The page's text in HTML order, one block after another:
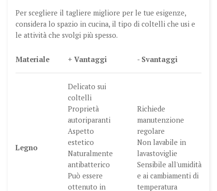
Per scegliere il tagliere migliore per le tue esigenze,
considera lo spazio in cucina, il tipo di coltelli che usi e
le attività che svolgi più spesso.
Materiale + Vantaggi - Svantaggi
Legno
Delicato sui
coltelli
Proprietà
autoriparanti
Aspetto
estetico
Naturalmente
antibatterico
Può essere
ottenuto in
Richiede
manutenzione
regolare
Non lavabile in
lavastoviglie
Sensibile all'umidità
e ai cambiamenti di
temperatura